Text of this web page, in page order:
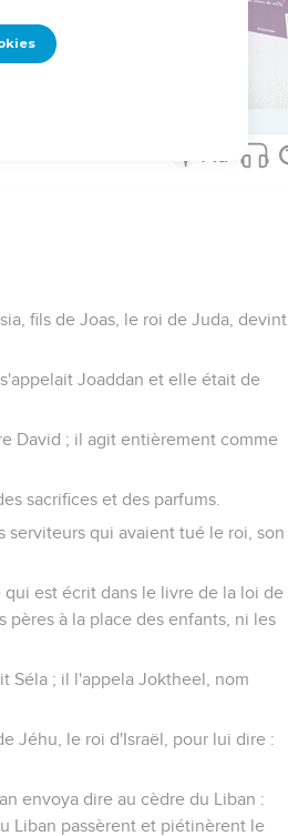
par Hazaël à son père
fils de Joas, le roi de Juda, devint
Joaddan et elle était de
David ; il agit entièrement comme
sacrifices et des parfums.
serviteurs qui avaient tué le roi, son
est écrit dans le livre de la loi de
pères à la place des enfants, ni les
Séla ; il l'appela Joktheel, nom
Jéhu, le roi d'Israël, pour lui dire :
envoya dire au cèdre du Liban :
Liban passèrent et piétinèrent le